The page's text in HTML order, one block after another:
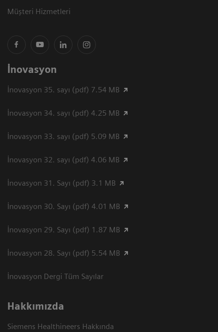
Müşteri Hizmetleri
İnovasyon
İnovasyon 35. sayı (pdf) 7.54 MB
İnovasyon 34. sayı (pdf) 4.25 MB
İnovasyon 33. sayı (pdf) 5.09 MB
İnovasyon 32. sayı (pdf) 4.06 MB
İnovasyon 31. Sayı (pdf) 3.1 MB
İnovasyon 30. Sayı (pdf) 4.01 MB
İnovasyon 29. Sayı (pdf) 1.87 MB
İnovasyon 28. Sayı (pdf) 5.54 MB
İnovasyon Dergi Tüm Sayılar
Hakkımızda
Siemens Healthineers Hakkında